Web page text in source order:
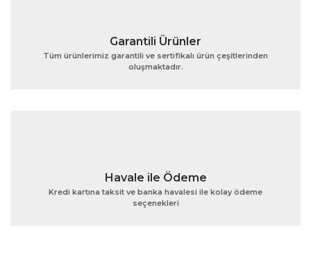
Gönder
Garantili Ürünler
Tüm ürünlerimiz garantili ve sertifikalı ürün çeşitlerinden
oluşmaktadır.
Havale ile Ödeme
Kredi kartına taksit ve banka havalesi ile kolay ödeme
seçenekleri